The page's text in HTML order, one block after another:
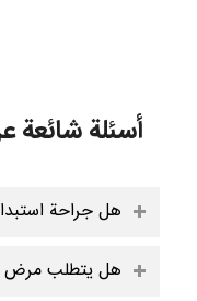
أسئلة شائعة
هل جراحة
هل يتطلب مرض